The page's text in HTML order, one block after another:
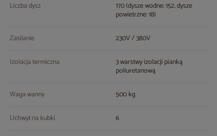
Liczba dysz 170 (dysze wodne: 152, dysze
powietrzne: 18)
Zasilanie 230V / 380V
Izolacja termiczna 3 warstwy izolacji pianką
poliuretanową
Waga wanny 500 kg
Uchwyt na kubki 6